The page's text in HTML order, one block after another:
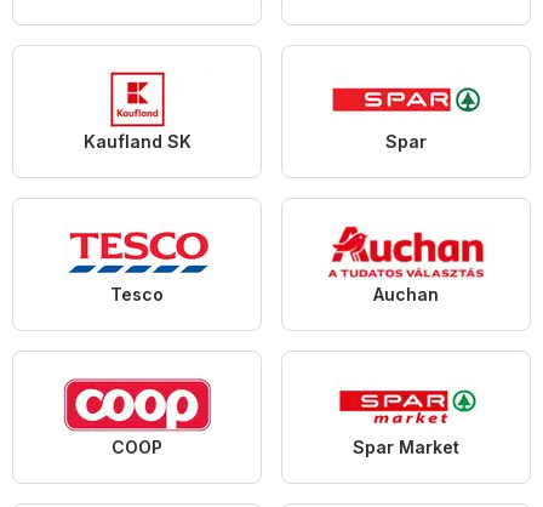
Kaufland SK Spar
Tesco Auchan
COOP Spar Market